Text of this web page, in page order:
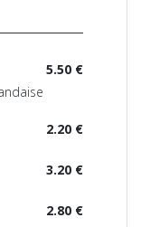
5.50 €
2.20 €
3.20 €
2.80 €